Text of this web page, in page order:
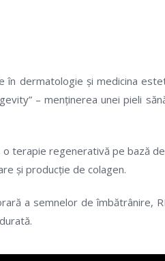
dermatologie și medicina
– menținerea unei pieli
terapie regenerativă pe bază
și producție de colagen.
a semnelor de îmbătrânire,